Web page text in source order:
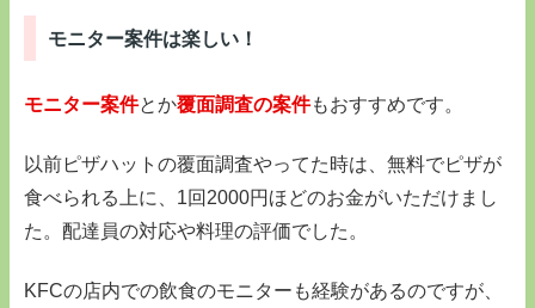
モニター案件は楽しい！
モニター案件とか覆面調査の案件もおすすめです。
以前ピザハットの覆面調査やってた時は、無料でピザが
食べられる上に、1回2000円ほどのお金がいただけまし
た。配達員の対応や料理の評価でした。
KFCの店内での飲食のモニターも経験があるのですが、